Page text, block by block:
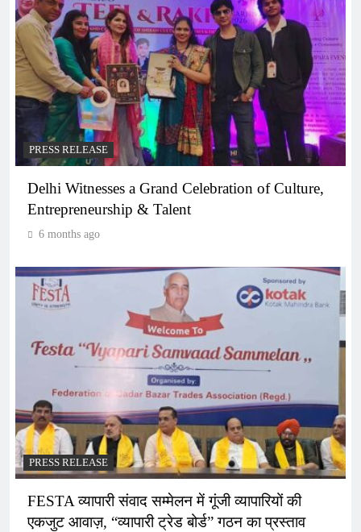
PRESS RELEASE
Delhi Witnesses a Grand Celebration of Culture,
Entrepreneurship & Talent
6 months ago
PRESS RELEASE
FESTA व्यापारी संवाद सम्मेलन में गूंजी व्यापारियों की
एकजुट आवाज़, “व्यापारी ट्रेड बोर्ड” गठन का प्रस्ताव